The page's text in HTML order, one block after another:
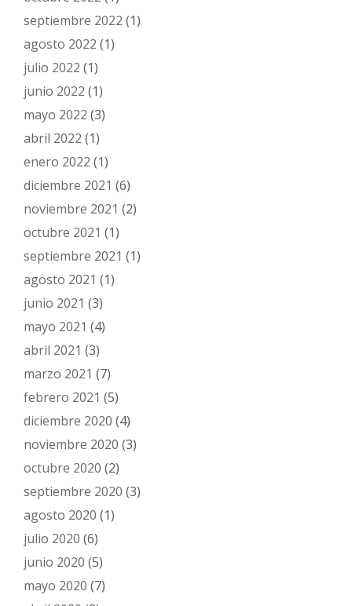
septiembre 2022 (1)
agosto 2022 (1)
julio 2022 (1)
junio 2022 (1)
mayo 2022 (3)
abril 2022 (1)
enero 2022 (1)
diciembre 2021 (6)
noviembre 2021 (2)
octubre 2021 (1)
septiembre 2021 (1)
agosto 2021 (1)
junio 2021 (3)
mayo 2021 (4)
abril 2021 (3)
marzo 2021 (7)
febrero 2021 (5)
diciembre 2020 (4)
noviembre 2020 (3)
octubre 2020 (2)
septiembre 2020 (3)
agosto 2020 (1)
julio 2020 (6)
junio 2020 (5)
mayo 2020 (7)